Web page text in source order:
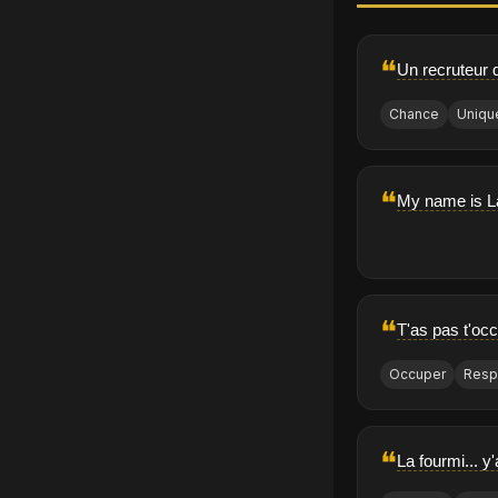
❝Un recruteur
Chance
❝My name is
❝T'as pas
Occuper
❝La fourmi...